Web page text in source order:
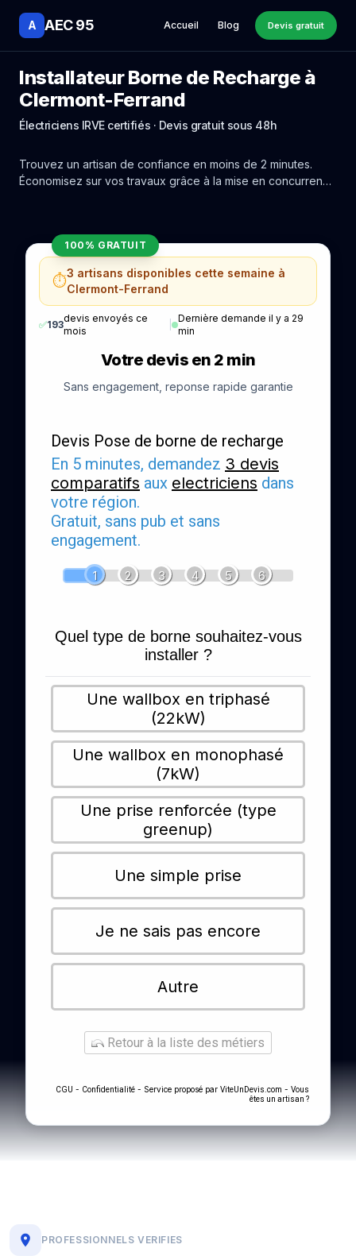
A AEC 95 Accueil Blog Devis gratuit
Installateur Borne de Recharge à
Clermont-Ferrand
Électriciens IRVE certifiés · Devis gratuit sous 48h
Trouvez un artisan de confiance en moins de 2 minutes.
Économisez sur vos travaux grâce à la mise en concurrence
100% GRATUIT
⏱️3 artisans disponibles cette semaine à
Clermont-Ferrand
✅193
devis envoyés ce
mois
Dernière demande il y a 29
min
Votre devis en 2 min
Sans engagement, reponse rapide garantie
Devis Pose de borne de recharge
En 5 minutes, demandez 3 devis
comparatifs aux electriciens dans
votre région.
Gratuit, sans pub et sans
engagement.
1 2 3 4 5 6
Quel type de borne souhaitez-vous
installer ?
Une wallbox en triphasé
(22kW)
Une wallbox en monophasé
(7kW)
Une prise renforcée (type
greenup)
Une simple prise
Je ne sais pas encore
Autre
Retour à la liste des métiers
CGU - Confidentialité - Service proposé par ViteUnDevis.com - Vous
êtes un artisan ?
PROFESSIONNELS VERIFIES